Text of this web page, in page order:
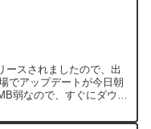
ースされましたので、出
でアップデートが今日朝
弱なので、すぐにダウン